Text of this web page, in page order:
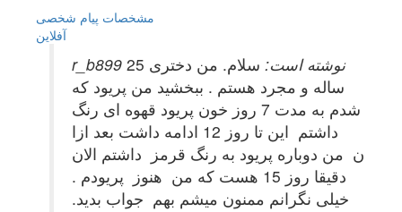
مشخصات پیام شخصی
آفلاين
r_b899 نوشته است:
سلام. من دختری 25
ساله و مجرد هستم . ببخشید من پریود که
شدم به مدت 7 روز خون پریود قهوه ای رنگ
داشتم این تا روز 12 ادامه داشت بعد ازا
ن من دوباره پریود به رنگ قرمز داشتم الان
دقیقا روز 15 هست که من هنوز پریودم .
خیلی نگرانم ممنون میشم بهم جواب بدید.